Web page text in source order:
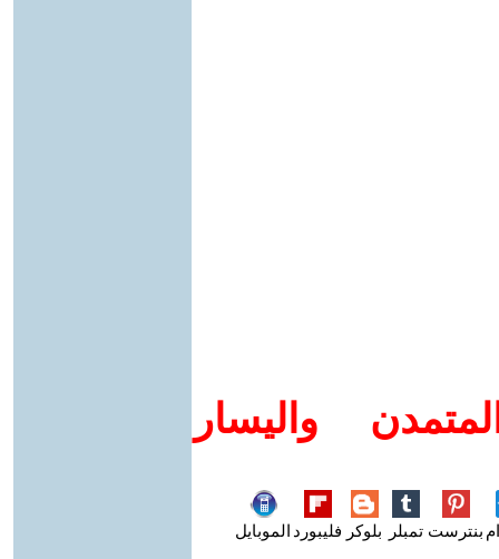
واليسار
بنترست تمبلر بلوكر فليبورد الموبايل